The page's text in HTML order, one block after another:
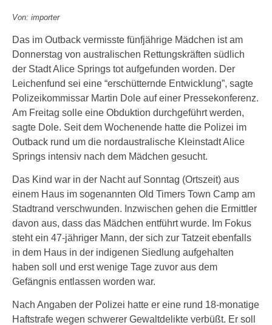
Von: importer
Das im Outback vermisste fünfjährige Mädchen ist am
Donnerstag von australischen Rettungskräften südlich
der Stadt Alice Springs tot aufgefunden worden. Der
Leichenfund sei eine “erschütternde Entwicklung”, sagte
Polizeikommissar Martin Dole auf einer Pressekonferenz.
Am Freitag solle eine Obduktion durchgeführt werden,
sagte Dole. Seit dem Wochenende hatte die Polizei im
Outback rund um die nordaustralische Kleinstadt Alice
Springs intensiv nach dem Mädchen gesucht.
Das Kind war in der Nacht auf Sonntag (Ortszeit) aus
einem Haus im sogenannten Old Timers Town Camp am
Stadtrand verschwunden. Inzwischen gehen die Ermittler
davon aus, dass das Mädchen entführt wurde. Im Fokus
steht ein 47-jähriger Mann, der sich zur Tatzeit ebenfalls
in dem Haus in der indigenen Siedlung aufgehalten
haben soll und erst wenige Tage zuvor aus dem
Gefängnis entlassen worden war.
Nach Angaben der Polizei hatte er eine rund 18-monatige
Haftstrafe wegen schwerer Gewaltdelikte verbüßt. Er soll